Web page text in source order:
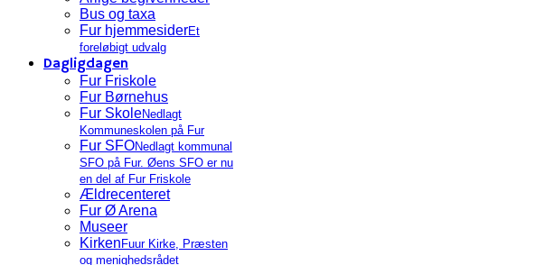
Bus og taxa
Fur hjemmesiderEt
foreløbigt udvalg
Dagligdagen
Fur Friskole
Fur Børnehus
Fur SkoleNedlagt
Kommuneskolen på Fur
Fur SFONedlagt kommunal
SFO på Fur. Øens SFO er nu
en del af Fur Friskole
Ældrecenteret
Fur Ø Arena
Museer
Kirken Fuur Kirke, Præsten
og menighedsrådet